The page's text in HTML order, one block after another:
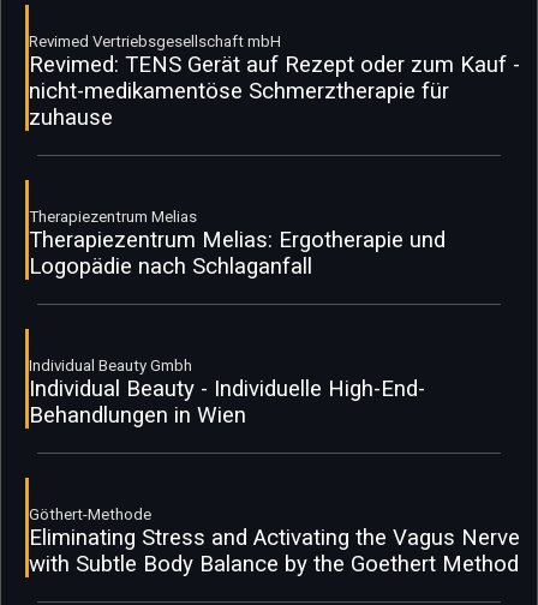
Revimed Vertriebsgesellschaft mbH
Revimed: TENS Gerät auf Rezept oder zum Kauf -
nicht-medikamentöse Schmerztherapie für
zuhause
Therapiezentrum Melias
Therapiezentrum Melias: Ergotherapie und
Logopädie nach Schlaganfall
Individual Beauty Gmbh
Individual Beauty - Individuelle High-End-
Behandlungen in Wien
Göthert-Methode
Eliminating Stress and Activating the Vagus Nerve
with Subtle Body Balance by the Goethert Method